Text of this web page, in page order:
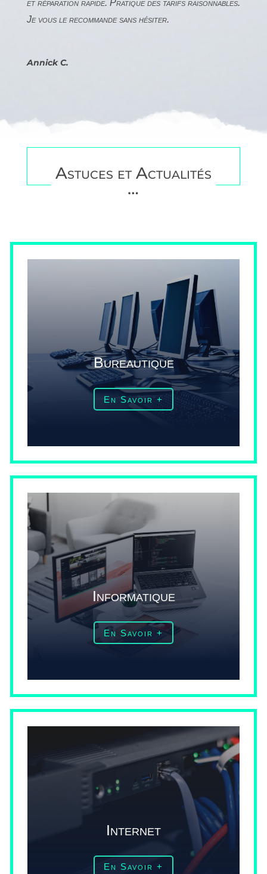
et réparation rapide. Pratique des tarifs raisonnables.
Je vous le recommande sans hésiter.
Annick C.
Astuces et Actualités
…
Bureautique
En Savoir +
Informatique
En Savoir +
Internet
En Savoir +